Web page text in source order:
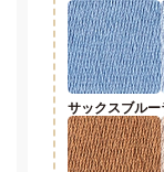
サックスブルー